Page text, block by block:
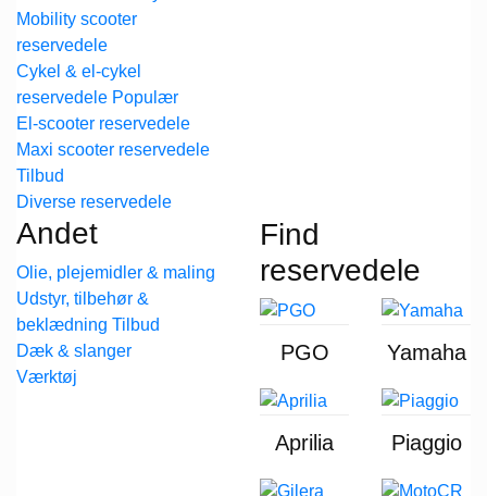
Mobility scooter
reservedele
Cykel & el-cykel
reservedele
El-scooter reservedele
Maxi scooter reservedele
Diverse reservedele
Andet
Olie, plejemidler & maling
Udstyr, tilbehør &
beklædning
Dæk & slanger
Værktøj
Find
reservedele
PGO Yamaha
Aprilia Piaggio